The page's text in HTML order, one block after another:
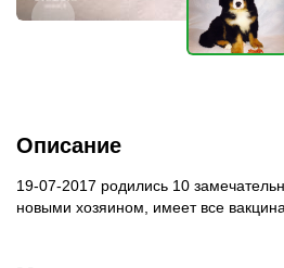
Описание
19-07-2017 родились 10
новыми хозяином, имеет все